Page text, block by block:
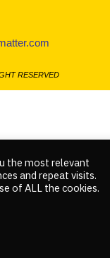
RESERVED
the most relevant
and repeat visits.
of ALL the cookies.